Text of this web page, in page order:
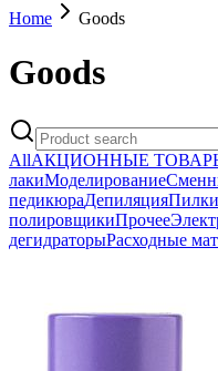
Home Goods
Goods
AllАКЦИОННЫЕ
лакиМоделирование
педикюраДепиляция
полировщикиПрочее
дегидраторыРасходные